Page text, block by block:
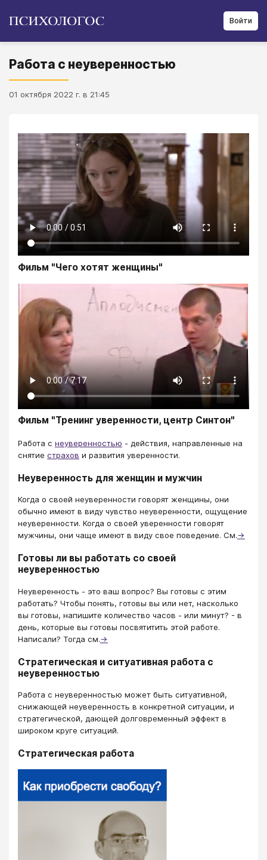
Войти
Работа с неуверенностью
01 октября 2022 г. в 21:45
Фильм "Чего хотят женщины"
Фильм "Тренинг уверенности, центр Синтон"
Работа с неуверенностью - действия, направленные на
снятие страхов и развития уверенности.
Неуверенность для женщин и мужчин
Когда о своей неуверенности говорят женщины, они
обычно имеют в виду чувство неуверенности, ощущение
неуверенности. Когда о своей уверенности говорят
мужчины, они чаще имеют в виду свое поведение. См.→
Готовы ли вы работать со своей
неуверенностью
Неуверенность - это ваш вопрос? Вы готовы с этим
работать? Чтобы понять, готовы вы или нет, насколько
вы готовы, напишите количество часов - или минут? - в
день, которые вы готовы посвятитить этой работе.
Написали? Тогда см.→
Стратегическая и ситуативная работа с
неуверенностью
Работа с неуверенностью может быть ситуативной,
снижающей неуверенность в конкретной ситуации, и
стратегической, дающей долговременный эффект в
широком круге ситуаций.
Стратегическая работа